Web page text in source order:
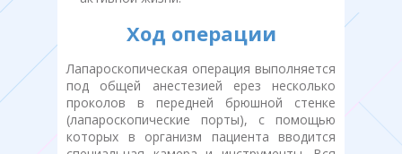
Ход операции
Лапароскопическая операция выполняется
под общей анестезией ерез несколько
проколов в передней брюшной стенке
(лапароскопические порты), с помощью
которых в организм пациента вводится